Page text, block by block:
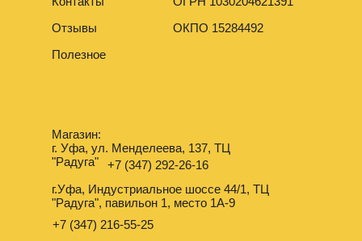
Отзывы
Полезное
ОКПО 15284492
Магазин:
г. Уфа, ул. Менделеева, 137, ТЦ
"Радуга"
г.Уфа, Индустриальное шоссе 44/1, ТЦ
"Радуга", павильон 1, место 1А-9
+7 (347) 216-55-25
+7 (347) 292-26-16